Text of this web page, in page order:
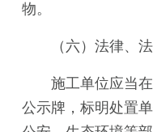
物。
（六）法律、
施工单位应当
公示牌，标明处置